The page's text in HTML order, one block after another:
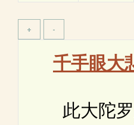
千手眼大
此大陀罗